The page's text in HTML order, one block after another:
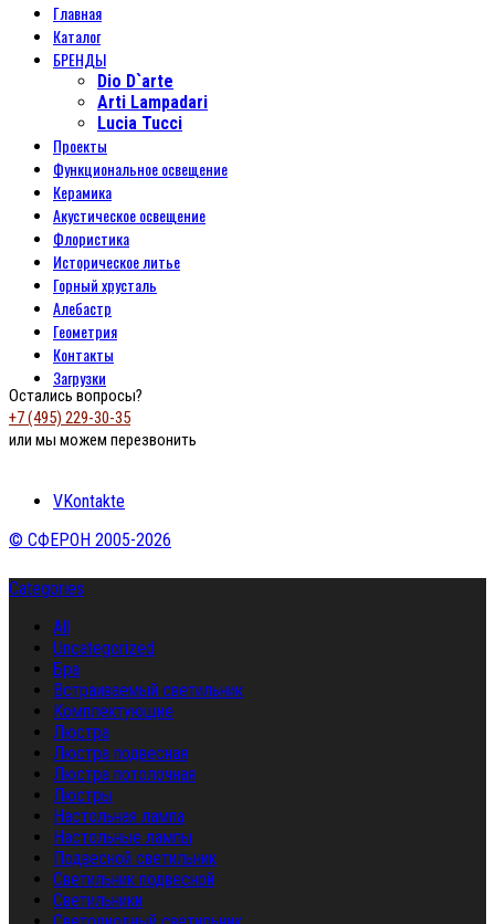
Главная
Каталог
БРЕНДЫ
Dio D`arte
Arti Lampadari
Lucia Tucci
Проекты
Функциональное освещение
Керамика
Акустическое освещение
Флористика
Историческое литье
Горный хрусталь
Алебастр
Геометрия
Контакты
Загрузки
Остались вопросы?
+7 (495) 229-30-35
или мы можем перезвонить
VKontakte
© СФЕРОН 2005-2026
Categories
All
Uncategorized
Бра
Встраиваемый светильник
Комплектующие
Люстра
Люстра подвесная
Люстра потолочная
Люстры
Настольная лампа
Настольные лампы
Подвесной светильник
Светильник подвесной
Светильники